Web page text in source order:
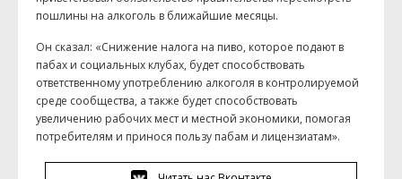
пошлины на алкоголь в ближайшие месяцы.
Он сказал: «Снижение налога на пиво, которое подают в
пабах и социальных клубах, будет способствовать
ответственному употреблению алкоголя в контролируемой
среде сообщества, а также будет способствовать
увеличению рабочих мест и местной экономики, помогая
потребителям и принося пользу пабам и лицензиатам».